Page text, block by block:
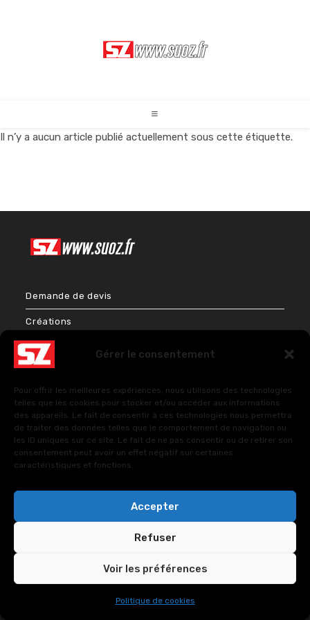
Gérer le consentement
Pour offrir les meilleures expériences, nous utilisons des technologies
telles que les cookies pour stocker et/ou accéder aux informations
des appareils. Le fait de consentir à ces technologies nous permettra
de traiter des données telles que le comportement de navigation ou
les ID uniques sur ce site. Le fait de ne pas consentir ou de retirer son
consentement peut avoir un effet négatif sur certaines
caractéristiques et fonctions.
Accepter
Refuser
Voir les préférences
Politique de cookies
Il n’y a aucun article publié actuellement sous cette étiquette.
Demande de devis
Créations
Bien-être & Couleurs
FAQ – Questions fréquentes
Politique de cookies (UE)
Politiques de confidentialité
CUSTOMSZ Worldwide